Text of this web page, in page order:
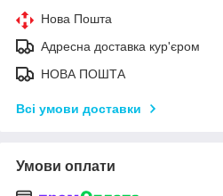
Нова Пошта
Адресна доставка кур'єром
НОВА ПОШТА
Всі умови доставки
Умови оплати